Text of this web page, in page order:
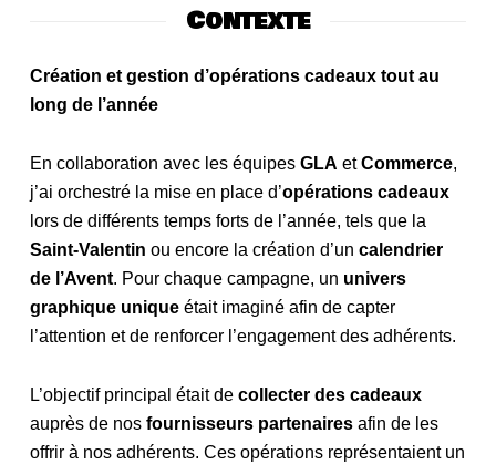
Contexte
Création et gestion d’opérations cadeaux tout au
long de l’année
En collaboration avec les équipes GLA etCommerce,
j’ai orchestré la mise en place d’opérations cadeaux
lors de différents temps forts de l’année, tels que la
Saint-Valentin ou encore la création d’un calendrier
de l’Avent. Pour chaque campagne, un univers
graphique uniqueétait imaginé afin de capter
l’attention et de renforcer l’engagement des adhérents.
L’objectif principal était de collecter des cadeaux
auprès de nos fournisseurs partenairesafin de les
offrir à nos adhérents. Ces opérations représentaient un